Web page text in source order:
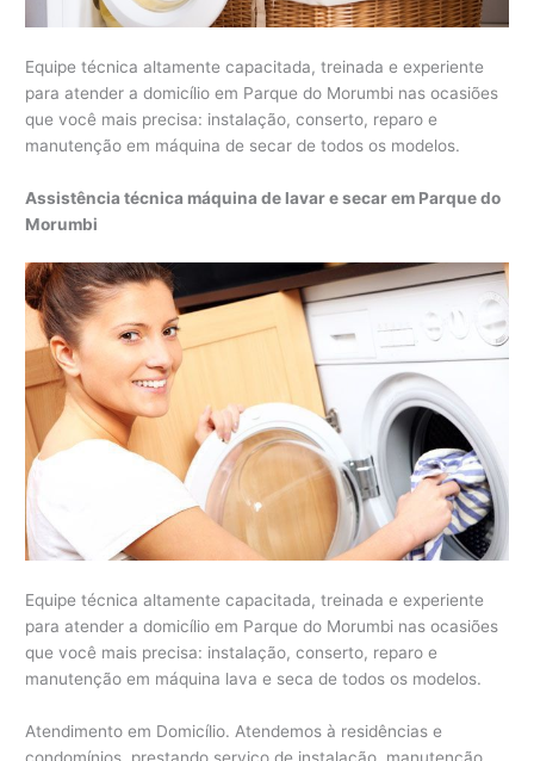
Equipe técnica altamente capacitada, treinada e experiente
para atender a domicílio em Parque do Morumbi nas ocasiões
que você mais precisa: instalação, conserto, reparo e
manutenção em máquina de secar de todos os modelos.
Assistência técnica máquina de lavar e secar em Parque do
Morumbi
Equipe técnica altamente capacitada, treinada e experiente
para atender a domicílio em Parque do Morumbi nas ocasiões
que você mais precisa: instalação, conserto, reparo e
manutenção em máquina lava e seca de todos os modelos.
Atendimento em Domicílio. Atendemos à residências e